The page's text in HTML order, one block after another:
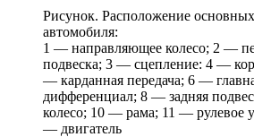
Рисунок. Расположение
автомобиля:
1 — направляющее колесо; 2 —
подвеска; 3 — сцепление: 4 —
— карданная передача; 6 —
дифференциал; 8 — задняя
колесо; 10 — рама; 11 — рулевое
— двигатель